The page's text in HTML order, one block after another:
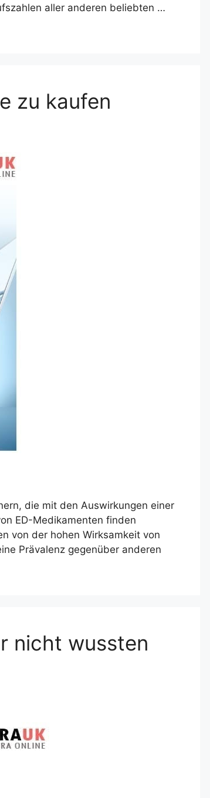
aller anderen beliebten …
zu kaufen
die mit den Auswirkungen einer
ED-Medikamenten finden
von der hohen Wirksamkeit von
Prävalenz gegenüber anderen
nicht wussten